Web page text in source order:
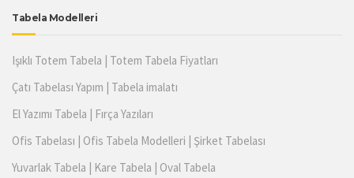
Tabela Modelleri
Işıklı Totem Tabela | Totem Tabela Fiyatları
Çatı Tabelası Yapım | Tabela imalatı
El Yazımı Tabela | Fırça Yazıları
Ofis Tabelası | Ofis Tabela Modelleri | Şirket Tabelası
Yuvarlak Tabela | Kare Tabela | Oval Tabela